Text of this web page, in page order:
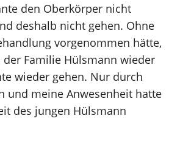
den Oberkörper nicht
deshalb nicht gehen. Ohne
vorgenommen hätte,
Familie Hülsmann wieder
wieder gehen. Nur durch
und meine Anwesenheit hatte
des jungen Hülsmann